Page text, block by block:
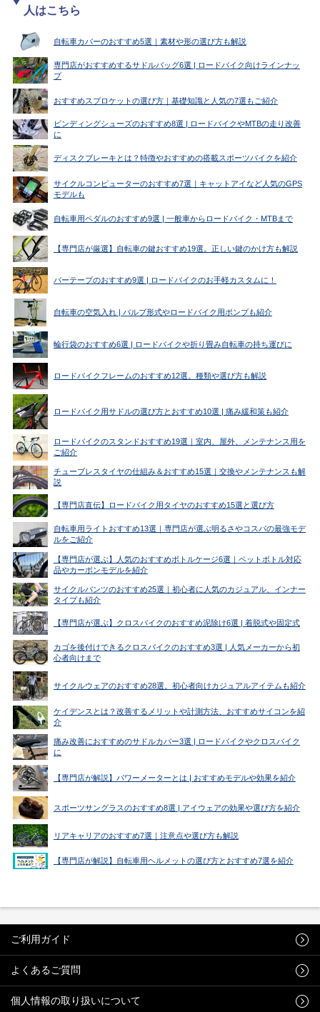
人はこちら
自転車カバーのおすすめ5選｜素材や形の選び方も解説
専門店がおすすめするサドルバッグ6選 | ロードバイク向けラインナッ
プ
おすすめスプロケットの選び方｜基礎知識と人気の7選もご紹介
ビンディングシューズのおすすめ8選 | ロードバイクやMTBの走り改善
に
ディスクブレーキとは？特徴やおすすめの搭載スポーツバイクを紹介
サイクルコンピューターのおすすめ7選｜キャットアイなど人気のGPS
モデルも
自転車用ペダルのおすすめ9選 | 一般車からロードバイク・MTBまで
【専門店が厳選】自転車の鍵おすすめ19選。正しい鍵のかけ方も解説
バーテープのおすすめ9選 | ロードバイクのお手軽カスタムに！
自転車の空気入れ | バルブ形式やロードバイク用ポンプも紹介
輪行袋のおすすめ6選 | ロードバイクや折り畳み自転車の持ち運びに
ロードバイクフレームのおすすめ12選。種類や選び方も解説
ロードバイク用サドルの選び方とおすすめ10選 | 痛み緩和策も紹介
ロードバイクのスタンドおすすめ19選｜室内、屋外、メンテナンス用を
ご紹介
チューブレスタイヤの仕組み＆おすすめ15選｜交換やメンテナンスも解
説
【専門店直伝】ロードバイク用タイヤのおすすめ15選と選び方
自転車用ライトおすすめ13選｜専門店が選ぶ明るさやコスパの最強モデ
ルをご紹介
【専門店が選ぶ】人気のおすすめボトルケージ6選｜ペットボトル対応
品やカーボンモデルを紹介
サイクルパンツのおすすめ25選｜初心者に人気のカジュアル、インナー
タイプも紹介
【専門店が選ぶ】クロスバイクのおすすめ泥除け6選 | 着脱式や固定式
カゴを後付けできるクロスバイクのおすすめ3選 | 人気メーカーから初
心者向けまで
サイクルウェアのおすすめ28選。初心者向けカジュアルアイテムも紹介
ケイデンスとは？改善するメリットや計測方法、おすすめサイコンを紹
介
痛み改善におすすめのサドルカバー3選 | ロードバイクやクロスバイク
に
【専門店が解説】パワーメーターとは | おすすめモデルや効果を紹介
スポーツサングラスのおすすめ8選 | アイウェアの効果や選び方を紹介
リアキャリアのおすすめ7選｜注意点や選び方も解説
【専門店が解説】自転車用ヘルメットの選び方とおすすめ7選を紹介
ご利用ガイド
よくあるご質問
個人情報の取り扱いについて